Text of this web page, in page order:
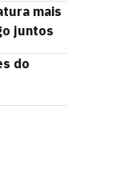
mais
juntos
do